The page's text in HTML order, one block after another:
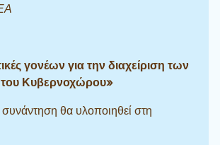
γονέων για την διαχείριση των
Κυβερνοχώρου»
συνάντηση θα υλοποιηθεί στη